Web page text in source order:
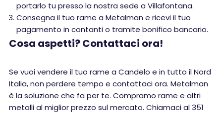
portarlo tu presso la nostra sede a Villafontana.
Consegna il tuo rame a Metalman e ricevi il tuo
pagamento in contanti o tramite bonifico bancario.
Cosa aspetti? Contattaci ora!
Se vuoi vendere il tuo rame a Candelo e in tutto il Nord
Italia, non perdere tempo e contattaci ora. Metalman
è la soluzione che fa per te. Compramo rame e altri
metalli al miglior prezzo sul mercato. Chiamaci al 351